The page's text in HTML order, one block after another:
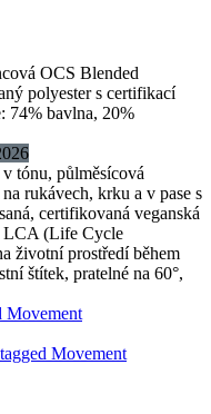
OCS Blended
polyester s certifikací
74% bavlna, 20%
tónu, půlměsícová
rukávech, krku a v pase s
certifikovaná veganská
LCA (Life Cycle
životní prostředí během
štítek, pratelné na 60°,
Movement
Movement